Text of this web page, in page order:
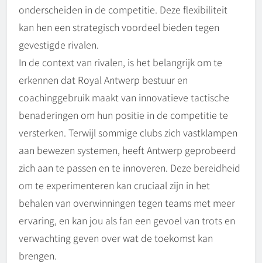
onderscheiden in de competitie. Deze flexibiliteit
kan hen een strategisch voordeel bieden tegen
gevestigde rivalen.
In de context van rivalen, is het belangrijk om te
erkennen dat Royal Antwerp bestuur en
coachinggebruik maakt van innovatieve tactische
benaderingen om hun positie in de competitie te
versterken. Terwijl sommige clubs zich vastklampen
aan bewezen systemen, heeft Antwerp geprobeerd
zich aan te passen en te innoveren. Deze bereidheid
om te experimenteren kan cruciaal zijn in het
behalen van overwinningen tegen teams met meer
ervaring, en kan jou als fan een gevoel van trots en
verwachting geven over wat de toekomst kan
brengen.